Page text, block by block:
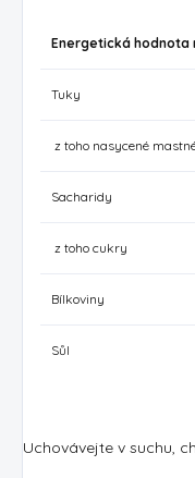
Energetická hodnota
Tuky
z toho nasycené
Sacharidy
z toho cukry
Bílkoviny
Sůl
Uchovávejte v suchu,